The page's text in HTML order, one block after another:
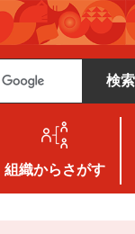
組織からさがす